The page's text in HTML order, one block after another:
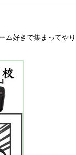
好きで集まってや